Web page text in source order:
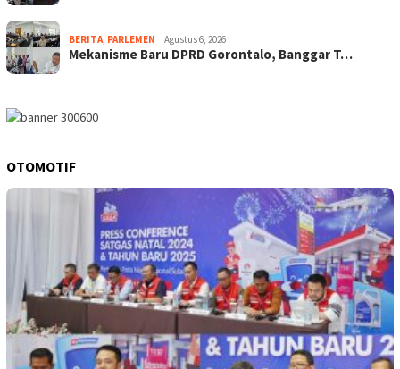
BERITA PARLEMEN Agustus 6, 2026
Mekanisme Baru DPRD Gorontalo, Banggar T…
OTOMOTIF